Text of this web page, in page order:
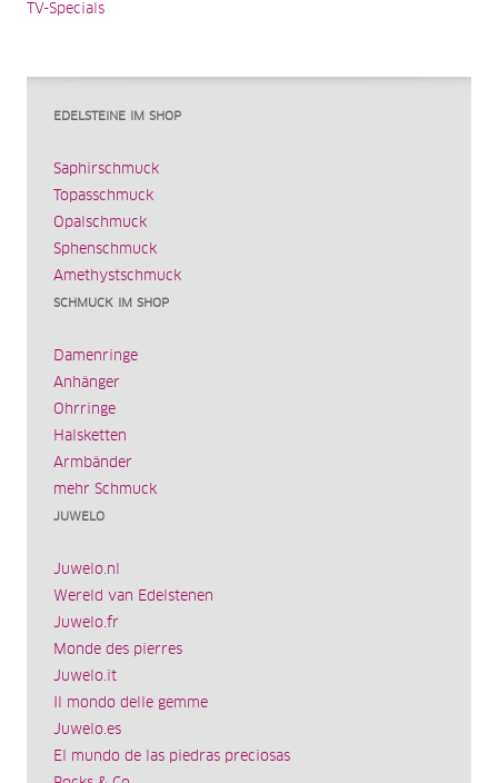
TV-Specials
EDELSTEINE IM SHOP
Saphirschmuck
Topasschmuck
Opalschmuck
Sphenschmuck
Amethystschmuck
SCHMUCK IM SHOP
Damenringe
Anhänger
Ohrringe
Halsketten
Armbänder
mehr Schmuck
JUWELO
Juwelo.nl
Wereld van Edelstenen
Juwelo.fr
Monde des pierres
Juwelo.it
Il mondo delle gemme
Juwelo.es
El mundo de las piedras preciosas